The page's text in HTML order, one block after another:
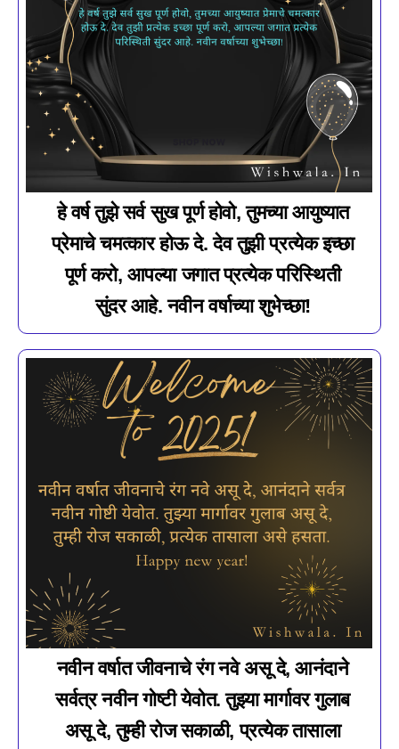
हे वर्ष तुझे सर्व सुख पूर्ण होवो, तुमच्या आयुष्यात
प्रेमाचे चमत्कार होऊ दे. देव तुझी प्रत्येक इच्छा
पूर्ण करो, आपल्या जगात प्रत्येक परिस्थिती
सुंदर आहे. नवीन वर्षाच्या शुभेच्छा!
नवीन वर्षात जीवनाचे रंग नवे असू दे, आनंदाने
सर्वत्र नवीन गोष्टी येवोत. तुझ्या मार्गावर गुलाब
असू दे, तुम्ही रोज सकाळी, प्रत्येक तासाला